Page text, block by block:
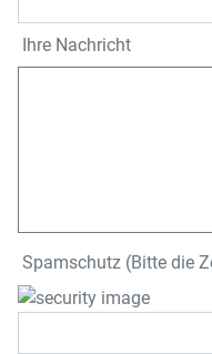
Ihre Nachricht
Spamschutz (Bitte die